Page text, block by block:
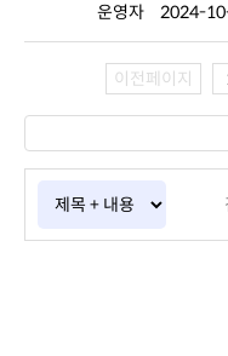
운영자
2024-
이전페이지